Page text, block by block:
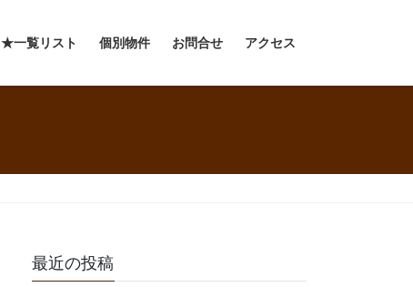
★一覧リスト 個別物件 お問合せ アクセス
最近の投稿